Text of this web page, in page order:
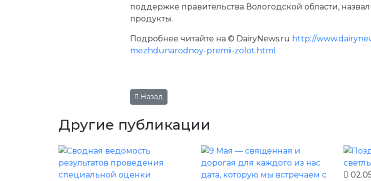
поддержке правительства Вологодской области,
продукты.
Подробнее читайте на © DairyNews.ru http://
mezhdunarodnoy-premii-zolot.html
Предыдущий: В Вологде учредили медаль «За выдающиеся
Назад
Другие публикации